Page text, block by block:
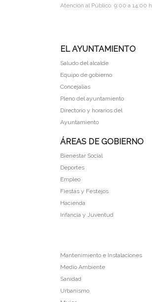
Atención al Público: 9:00 a 14:00 h
EL AYUNTAMIENTO
Saludo del alcalde
Equipo de gobierno
Concejalias
Pleno del ayuntamiento
Directorio y horarios del
Ayuntamiento
ÁREAS DE GOBIERNO
Bienestar Social
Deportes
Empleo
Fiestas y Festejos
Hacienda
Infancia y Juventud
Mantenimiento e Instalaciones
Medio Ambiente
Sanidad
Urbanismo